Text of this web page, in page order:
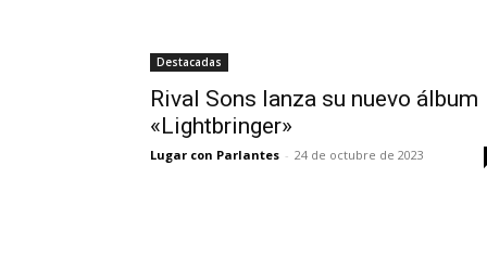
Destacadas
Rival Sons lanza su nuevo álbum
«Lightbringer»
Lugar con Parlantes - 24 de octubre de 2023